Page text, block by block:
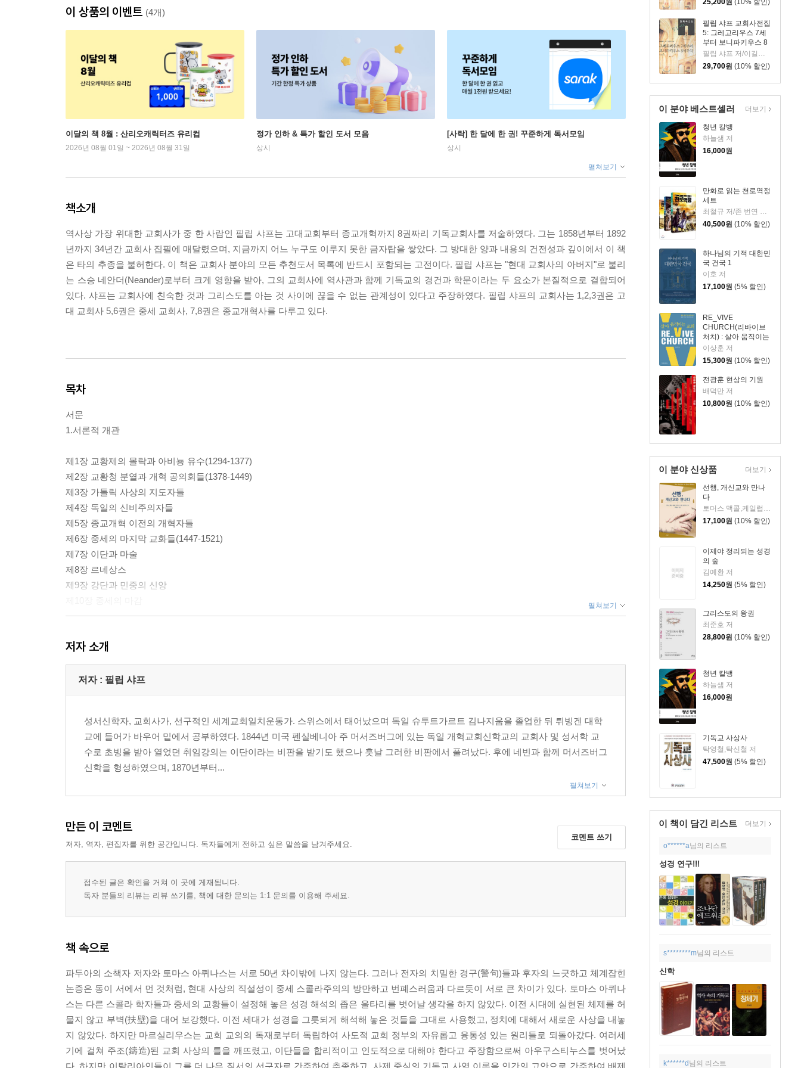
25,200원 (10% 할인)
필립 샤프 교회사전집
5: 그레고리우스 7세
부터 보니파키우스 8
세까지
필립 샤프 저/이길상 역
29,700원 (10% 할인)
이 분야 베스트셀러
청년 칼뱅
하늘샘 저
16,000원
만화로 읽는 천로역정
세트
최철규 저/존 번연 원작
40,500원 (10% 할인)
하나님의 기적 대한민
국 건국 1
이호 저
17,100원 (5% 할인)
RE_VIVE
CHURCH(리바이브
처치) : 살아 움직이는
교회
이상훈 저
15,300원 (10% 할인)
전광훈 현상의 기원
배덕만 저
10,800원 (10% 할인)
더보기
이 분야 신상품
선행, 개신교와 만나
다
17,100원 (10% 할인)
이제야 정리되는 성경
의 숲
김예환 저
14,250원 (5% 할인)
그리스도의 왕권
최준호 저
28,800원 (10% 할인)
청년 칼뱅
하늘샘 저
16,000원
기독교 사상사
탁영철,탁신철 저
47,500원 (5% 할인)
더보기
이 책이 담긴 리스트 더보기
o******a님의 리스트
성경 연구!!!
s********m님의 리스트
신학
k******d 님의 리스트
이 상품의 이벤트 (4개)
이달의 책 8월 : 산리오캐릭터즈 유리컵
2026년 08월 01일 ~ 2026년 08월 31일
정가 인하 & 특가 할인 도서 모음
상시
[사락] 한 달에 한 권! 꾸준하게 독서모임
상시
펼쳐보기
책소개
역사상 가장 위대한 교회사가 중 한 사람인 필립 샤프는 고대교회부터 종교개혁까지 8권짜리 기독교회사를 저술하였다. 그는 1858년부터 1892
년까지 34년간 교회사 집필에 매달렸으며, 지금까지 어느 누구도 이루지 못한 금자탑을 쌓았다. 그 방대한 양과 내용의 건전성과 깊이에서 이 책
은 타의 추종을 불허한다. 이 책은 교회사 분야의 모든 추천도서 목록에 반드시 포함되는 고전이다. 필립 샤프는 "현대 교회사의 아버지"로 불리
는 스승 네안더(Neander)로부터 크게 영향을 받아, 그의 교회사에 역사관과 함께 기독교의 경건과 학문이라는 두 요소가 본질적으로 결합되어
있다. 샤프는 교회사에 친숙한 것과 그리스도를 아는 것 사이에 끊을 수 없는 관계성이 있다고 주장하였다. 필립 샤프의 교회사는 1,2,3권은 고
대 교회사 5,6권은 중세 교회사, 7,8권은 종교개혁사를 다루고 있다.
목차
서문
1.서론적 개관
제1장 교황제의 몰락과 아비뇽 유수(1294-1377)
제2장 교황청 분열과 개혁 공의회들(1378-1449)
제3장 가톨릭 사상의 지도자들
제4장 독일의 신비주의자들
제5장 종교개혁 이전의 개혁자들
제6장 중세의 마지막 교화들(1447-1521)
제7장 이단과 마술
제8장 르네상스
제9장 강단과 민중의 신앙
펼쳐보기
저자 소개
저자 : 필립 샤프
성서신학자, 교회사가, 선구적인 세계교회일치운동가. 스위스에서 태어났으며 독일 슈투트가르트 김나지움을 졸업한 뒤 튀빙겐 대학
교에 들어가 바우어 밑에서 공부하였다. 1844년 미국 펜실베니아 주 머서즈버그에 있는 독일 개혁교회신학교의 교회사 및 성서학 교
수로 초빙을 받아 열었던 취임강의는 이단이라는 비판을 받기도 했으나 훗날 그러한 비판에서 풀려났다. 후에 네빈과 함께 머서즈버그
신학을 형성하였으며, 1870년부터...
펼쳐보기
만든 이 코멘트
저자, 역자, 편집자를 위한 공간입니다. 독자들에게 전하고 싶은 말씀을 남겨주세요.
코멘트 쓰기
접수된 글은 확인을 거쳐 이 곳에 게재됩니다.
독자 분들의 리뷰는 리뷰 쓰기를, 책에 대한 문의는 1:1 문의를 이용해 주세요.
책 속으로
파두아의 소책자 저자와 토마스 아퀴나스는 서로 50년 차이밖에 나지 않는다. 그러나 전자의 치밀한 경구(警句)들과 후자의 느긋하고 체계잡힌
논증은 동이 서에서 먼 것처럼, 현대 사상의 직설성이 중세 스콜라주의의 방만하고 번폐스러움과 다르듯이 서로 큰 차이가 있다. 토마스 아퀴나
스는 다른 스콜라 학자들과 중세의 교황들이 설정해 놓은 성경 해석의 좁은 울타리를 벗어날 생각을 하지 않았다. 이전 시대에 실현된 체제를 허
물지 않고 부벽(扶壁)을 대어 보강했다. 이전 세대가 성경을 그릇되게 해석해 놓은 것들을 그대로 사용했고, 정치에 대해서 새로운 사상을 내놓
지 않았다. 하지만 마르실리우스는 교회 교의의 독재로부터 독립하여 사도적 교회 정부의 자유롭고 융통성 있는 원리들로 되돌아갔다. 여러세
기에 걸쳐 주조(鑄造)된 교회 사상의 틀을 깨뜨렸고, 이단들을 합리적이고 인도적으로 대해야 한다고 주장함으로써 아우구스티누스를 벗어났
다. 하지만 이탈리아인들이 그를 더 나은 질서의 선구자로 간주하여 추종하고, 사제 중심의 기독교 사역 이론을 인간의 고안으로 간주하여 배제